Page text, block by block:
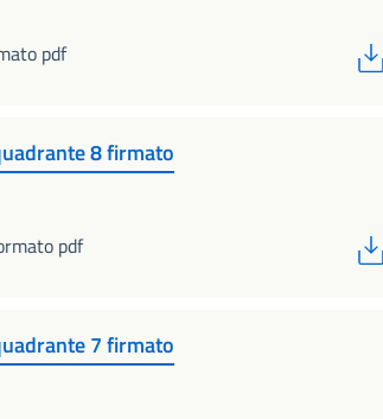
pdf
8 firmato
pdf
7 firmato